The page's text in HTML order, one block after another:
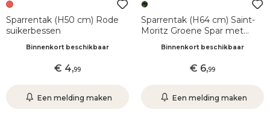
Sparrentak (H50 cm) Rode
suikerbessen
Binnenkort beschikbaar
4,99
Een melding maken
Sparrentak (H64 cm) Saint-
Moritz Groene Spar met
Binnenkort beschikbaar
6,99
Een melding maken